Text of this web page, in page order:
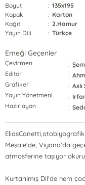
Boyut
: 135x195
Kapak
: Karton
Kağıt
: 2.Hamur
Yayın Dili
: Türkçe
Emeği Geçenler
Çevirmen :
Editör
:
Grafiker
: Aslı
Yayın Yönetmeni
:
Hazırlayan
:
Meşale'de, Viyana'da
atmosferine taşıyor
Kurtarılmış Dil'de hem